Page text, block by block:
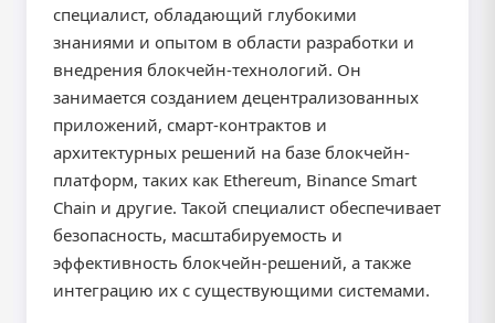
специалист, обладающий глубокими
знаниями и опытом в области разработки и
внедрения блокчейн-технологий. Он
занимается созданием децентрализованных
приложений, смарт-контрактов и
архитектурных решений на базе блокчейн-
платформ, таких как Ethereum, Binance Smart
Chain и другие. Такой специалист обеспечивает
безопасность, масштабируемость и
эффективность блокчейн-решений, а также
интеграцию их с существующими системами.